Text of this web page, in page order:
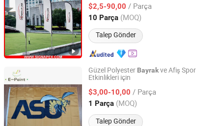
Bayrak, Yelken Bayrağı
$2,5-90,00 / Parça
10 Parça (MOQ)
Talep Gönder
Zhejiang, China Fiyat 2007
Güzel Polyester Bayrakve Afiş Spor
Etkinlikleri için
$3,00-10,00 / Parça
1 Parça (MOQ)
Talep Gönder
Weifang E-Point Trading Co., Ltd.
Shandong, China Fiyat 2021